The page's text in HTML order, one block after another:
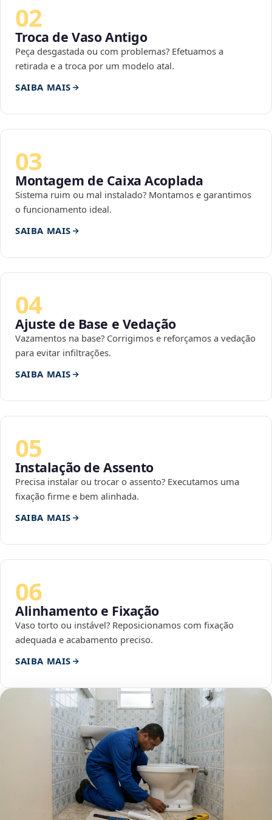
02
Troca de Vaso Antigo
Peça desgastada ou com problemas? Efetuamos a
retirada e a troca por um modelo atal.
SAIBA MAIS
03
Montagem de Caixa Acoplada
Sistema ruim ou mal instalado? Montamos e garantimos
o funcionamento ideal.
SAIBA MAIS
04
Ajuste de Base e Vedação
Vazamentos na base? Corrigimos e reforçamos a vedação
para evitar infiltrações.
SAIBA MAIS
05
Instalação de Assento
Precisa instalar ou trocar o assento? Executamos uma
fixação firme e bem alinhada.
SAIBA MAIS
06
Alinhamento e Fixação
Vaso torto ou instável? Reposicionamos com fixação
adequada e acabamento preciso.
SAIBA MAIS